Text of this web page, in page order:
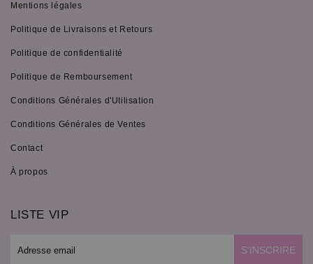
Mentions légales
Politique de Livraisons et Retours
Politique de confidentialité
Politique de Remboursement
Conditions Générales d'Utilisation
Conditions Générales de Ventes
Contact
À propos
LISTE VIP
mail
S'INSCRIRE